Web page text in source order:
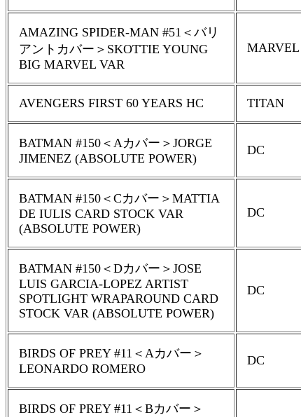
AMAZING SPIDER-MAN #51＜バリ
アントカバー＞SKOTTIE YOUNG
BIG MARVEL VAR
MARVEL
AVENGERS FIRST 60 YEARS HC TITAN
BATMAN #150＜Aカバー＞JORGE
JIMENEZ (ABSOLUTE POWER)
DC
BATMAN #150＜Cカバー＞MATTIA
DE IULIS CARD STOCK VAR
(ABSOLUTE POWER)
DC
BATMAN #150＜Dカバー＞JOSE
LUIS GARCIA-LOPEZ ARTIST
SPOTLIGHT WRAPAROUND CARD
STOCK VAR (ABSOLUTE POWER)
DC
BIRDS OF PREY #11＜Aカバー＞
LEONARDO ROMERO
DC
BIRDS OF PREY #11＜Bカバー＞